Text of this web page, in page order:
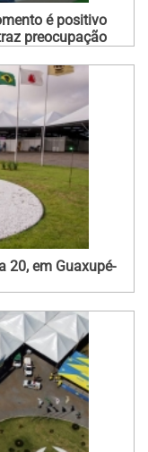
é positivo
preocupação
20, em Guaxupé-